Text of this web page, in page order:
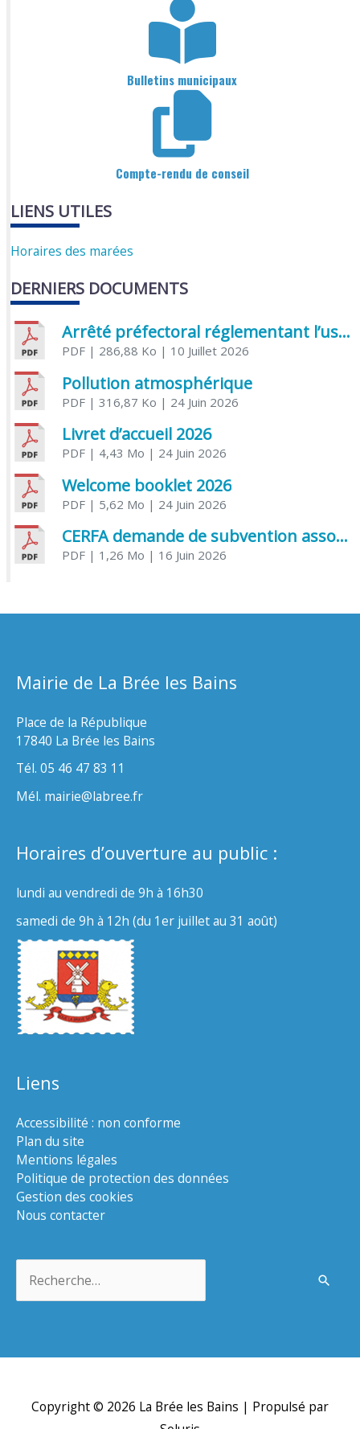
Bulletins municipaux
Compte-rendu de conseil
LIENS UTILES
Horaires des marées
DERNIERS DOCUMENTS
Arrêté préfectoral réglementant l’usage de l’eau
PDF| 286,88 Ko | 10 Juillet 2026
Pollution atmosphérique
PDF| 316,87 Ko | 24 Juin 2026
Livret d’accueil 2026
PDF| 4,43 Mo | 24 Juin 2026
Welcome booklet 2026
PDF| 5,62 Mo | 24 Juin 2026
CERFA demande de subvention association
PDF| 1,26 Mo | 16 Juin 2026
Mairie de La Brée les Bains
Place de la République
17840 La Brée les Bains
Tél. 05 46 47 83 11
Mél. mairie@labree.fr
Horaires d’ouverture au public :
lundi au vendredi de 9h à 16h30
samedi de 9h à 12h (du 1er juillet au 31 août)
Liens
Accessibilité : non conforme
Plan du site
Mentions légales
Politique de protection des données
Gestion des cookies
Nous contacter
Copyright © 2026 La Brée les Bains | Propulsé par